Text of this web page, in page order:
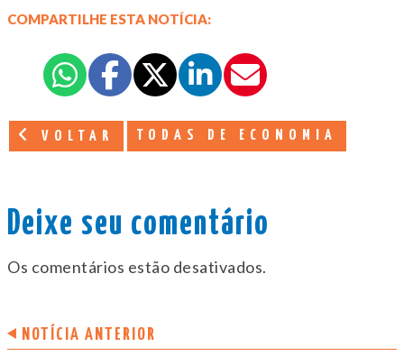
COMPARTILHE ESTA NOTÍCIA:
VOLTAR TODAS DE ECONOMIA
Deixe seu comentário
Os comentários estão desativados.
NOTÍCIA ANTERIOR